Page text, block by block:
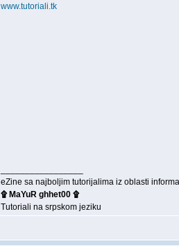
www.tutoriali.tk
eZine sa najboljim tutorijalima iz oblasti
۩ MaYuR ghhet00 ۩
Tutoriali na srpskom jeziku